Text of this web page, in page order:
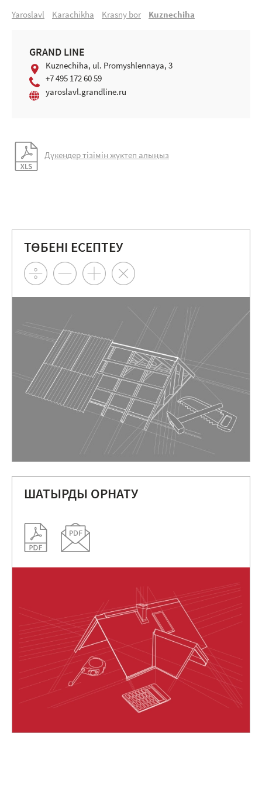
Yaroslavl Karachikha Krasny bor Kuznechiha
GRAND LINE
Kuznechiha, ul. Promyshlennaya, 3
+7 495 172 60 59
yaroslavl.grandline.ru
Дүкендер тізімін жүктеп алыңыз
ТӨБЕНІ ЕСЕПТЕУ
ШАТЫРДЫ ОРНАТУ